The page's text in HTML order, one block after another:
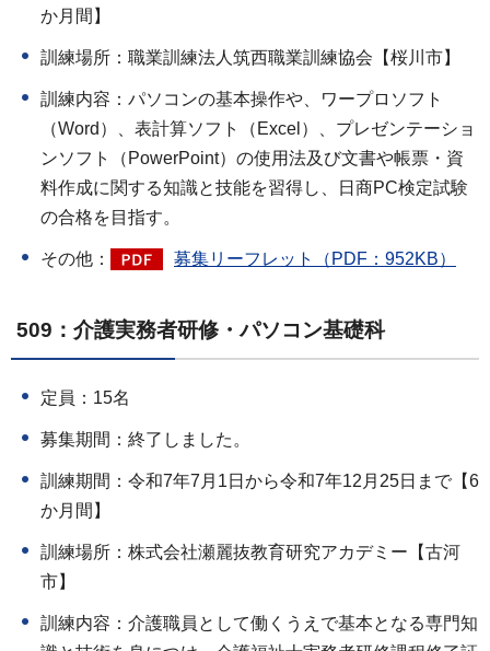
か月間】
訓練場所：職業訓練法人筑西職業訓練協会【桜川市】
訓練内容：パソコンの基本操作や、ワープロソフト
（Word）、表計算ソフト（Excel）、プレゼンテーショ
ンソフト（PowerPoint）の使用法及び文書や帳票・資
料作成に関する知識と技能を習得し、日商PC検定試験
の合格を目指す。
その他： 募集リーフレット（PDF：952KB）
509：介護実務者研修・パソコン基礎科
定員：15名
募集期間：終了しました。
訓練期間：令和7年7月1日から令和7年12月25日まで【6
か月間】
訓練場所：株式会社瀬麗抜教育研究アカデミー【古河
市】
訓練内容：介護職員として働くうえで基本となる専門知